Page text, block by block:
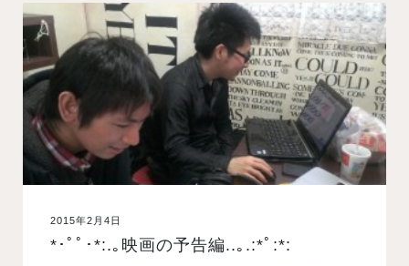
就職・デビュー
入試案内
学校情報
オープンキャンパス
訪問者別メニュー
2015年2月4日
*･ﾟﾟ･*:.｡映画の予告編..｡.:*ﾟ:*: